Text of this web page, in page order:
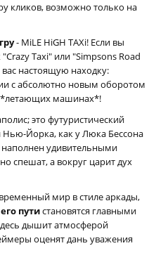
кликов, возможно только на
- MiLE HiGH TAXi! Если вы
Taxi" или "Simpsons Road
вас настоящую находку:
с абсолютно новым оборотом
*летающих машинах*!
это футуристический
Йорка, как у Люка Бессона
удивительными
спешат, а вокруг царит дух
мир в стиле аркады,
путистановятся главными
дышит атмосферой
оценят дань уважения